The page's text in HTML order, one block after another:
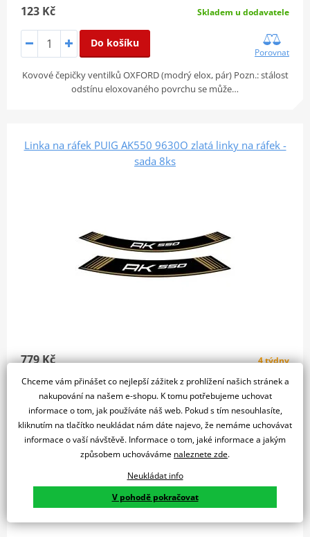
123 Kč Skladem u dodavatele
Do košíku
Porovnat
Kovové čepičky ventilků OXFORD (modrý elox, pár) Pozn.: stálost
odstínu eloxovaného povrchu se může…
Linka na ráfek PUIG AK550 9630O zlatá linky na ráfek -
sada 8ks
779 Kč 4 týdny
Do košíku
Porovnat
KIT 8 RIM STRIPS KYMCO AK550 C/GOLD
Linka na ráfek PUIG GS 20150O zlatá
Chceme vám přinášet co nejlepší zážitek z prohlížení našich stránek a
nakupování na našem e-shopu. K tomu potřebujeme uchovat
informace o tom, jak používáte náš web. Pokud s tím nesouhlasíte,
kliknutím na tlačítko neukládat nám dáte najevo, že nemáme uchovávat
informace o vaší návštěvě. Informace o tom, jaké informace a jakým
způsobem uchováváme naleznete zde.
Neukládat info
V pohodě pokračovat